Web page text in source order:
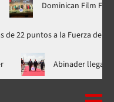
York
a la Fuerza del Pueblo
mujer